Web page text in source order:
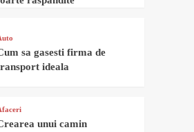
sa gasesti firma de
ideala
unui camin